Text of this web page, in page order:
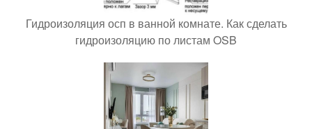
Гидроизоляция осп в ванной комнате. Как сделать
гидроизоляцию по листам OSB